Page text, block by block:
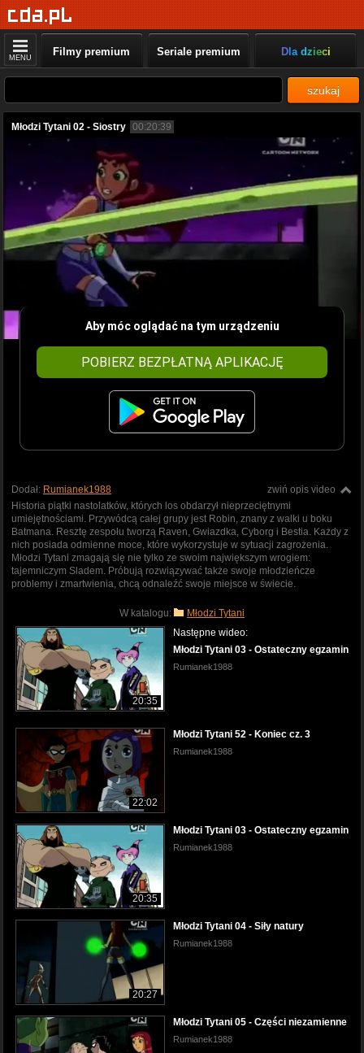
MENU Filmy premium Seriale premium Dla dzieci
szukaj
Młodzi Tytani 02 - Siostry 00:20:39
Aby móc oglądać na tym urządzeniu
POBIERZ BEZPŁATNĄ APLIKACJĘ
zwiń opis video
Dodał: Rumianek1988
Historia piątki nastolatków, których los obdarzył nieprzeciętnymi
umiejętnościami. Przywódcą całej grupy jest Robin, znany z walki u boku
Batmana. Resztę zespołu tworzą Raven, Gwiazdka, Cyborg i Bestia. Każdy z
nich posiada odmienne moce, które wykorzystuje w sytuacji zagrożenia.
Młodzi Tytani zmagają się nie tylko ze swoim największym wrogiem:
tajemniczym Sladem. Próbują rozwiązywać także swoje młodzieńcze
problemy i zmartwienia, chcą odnaleźć swoje miejsce w świecie.
W katalogu: Młodzi Tytani
20:35
Następne wideo:
Młodzi Tytani 03 - Ostateczny egzamin
Rumianek1988
22:02
Młodzi Tytani 52 - Koniec cz. 3
Rumianek1988
20:35
Młodzi Tytani 03 - Ostateczny egzamin
Rumianek1988
20:27
Młodzi Tytani 04 - Siły natury
Rumianek1988
Młodzi Tytani 05 - Części niezamienne
Rumianek1988